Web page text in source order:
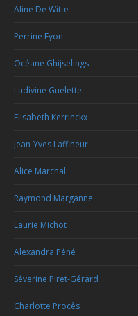
Aline De Witte
Perrine Fyon
Océane Ghijselings
Ludivine Guelette
Elisabeth Kerrinckx
Jean-Yves Laffineur
Alice Marchal
Raymond Marganne
Laurie Michot
Alexandra Péné
Séverine Piret-Gérard
Charlotte Procès